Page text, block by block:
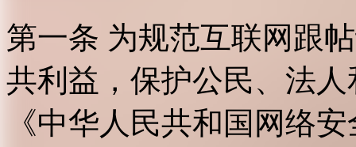
第一条 为规范互联网跟
共利益，保护公民、法
《中华人民共和国网络